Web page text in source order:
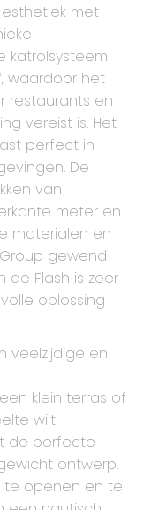
met
katrolsysteem
waardoor het
restaurants en
vereist is. Het
perfect in
De
van
meter en
materialen en
gewend
de Flash is zeer
oplossing
veelzijdige en
klein terras of
wilt
de perfecte
ontwerp.
te openen en te